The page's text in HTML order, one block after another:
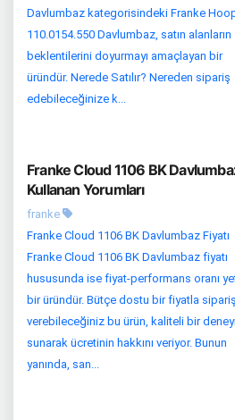
Davlumbaz kategorisindeki Franke
110.0154.550 Davlumbaz, satın alanların
beklentilerini doyurmayı amaçlayan bir
üründür. Nerede Satılır? Nereden sipariş
edebileceğinize k...
Franke Cloud 1106 BK
Kullanan Yorumları
franke
Franke Cloud 1106 BK Davlumbaz Fiyatı
Franke Cloud 1106 BK Davlumbaz fiyatı
hususunda ise fiyat-performans oranı
bir üründür. Bütçe dostu bir fiyatla sipariş
verebileceğiniz bu ürün, kaliteli bir
sunarak ücretinin hakkını veriyor. Bunun
yanında, san...